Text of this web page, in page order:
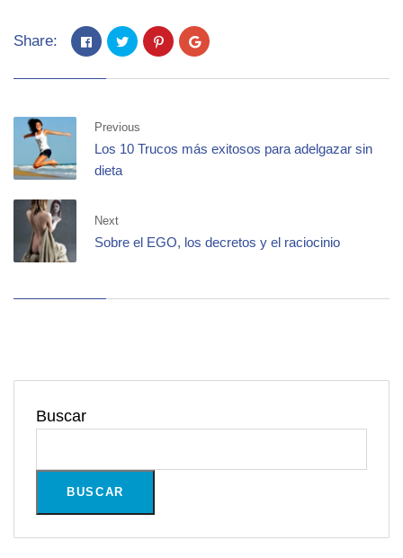
Share:
Previous
Los 10 Trucos más exitosos para adelgazar sin
dieta
Next
Sobre el EGO, los decretos y el raciocinio
Buscar
BUSCAR